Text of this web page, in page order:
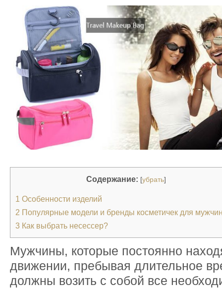
Содержание: [убрать]
1 Особенности изделий
2 Популярные модели и бренды косметичек для
3 Как выбрать несессер?
Мужчины, которые постоянно
движении, пребывая длительное
должны возить с собой все